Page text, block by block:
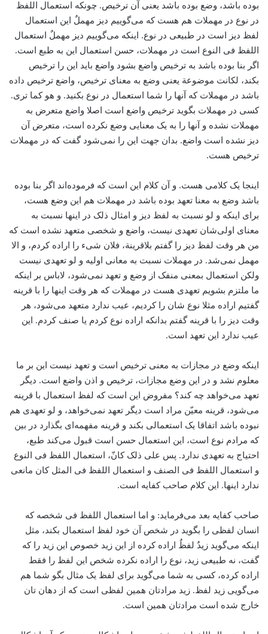
بوده باشد، ‌وضع بوده باشد یعنی آن ترخیص. چونکه استعمال اللفظ
در نوع در مهملات هم هست که می‌گوییم دیز مهملٌ این استعمال
لفظ دیز است در طبیعی در نوع. اینکه می‌گوییم دیز مهملٌ استعمال
اللفظ فی النوع است در مهملات، حسن استعمال این به طبع است.
اگر بنا بوده باشد به ترخیص واضع بشود واضع باید این را ترخیص
بکند، لکانت موضوعة یعنی وضع به معنای ترخیص، واضع ترخیص داده
باشد در مهملات که آنها را شما استعمال در نوع بکنید. و هو کما تری.
کسی در مهملات بگوید ترخیص واضع است اصلا واضع متعرض به
مهملات نشده و آنها را به یک معنایی وضع نکرده است، متعرض آن
دیز نشده است واضع. بدان جهت این را نمی‌شود گفت که در مهملات
ترخیص هست.
اینجا یک کلامی هست. و آن کلام این است که فرموده‌اند اگر بنا بوده
باشد وضع به معنا تعهد بوده باشد در مهملات هم این وضع هست،
برای اینکه و لو نسبت به لفظ دیز و امثال ذلک در اینها نسبت به
معنای اولی‌شان تعهدی نیست، واضع و شخصی متعهد نشده است که
من هر وقت لفظ دیز را گفتم بلاقرینة، فلان شیء را اراده کردم، و الا
مهمل نمی‌شد. در مهملات نسبت به معانی اولیه و لو تعهدی نیست
ولکن استعمال بمعنی منفک از وضع و تعهد نمی‌شود، لاباس بر اینکه
ما ملتزم بشویم تعهدی هست در مهملات که هر وقت اینها را با قرینه
گفتیم ‌اراده مثلا نوع‌ شان را کردیم، عیب ندارد متعهد می‌شود، هر
وقت دیز را با قرینه گفتم بد‌انکه اراده نوع کردم یا صنف کردم. این
عیب ندارد این تعهد است.
اینکه وضع در مجازات به معنی ترخیص است و تعهد نیست این بر ما
معلوم نشد و در این وضع مجازات، ترخیص و اذن واضع است. دیگر
تعهد می‌خواهد چه کند؟ مفروض این است که لفظ استعمال با قرینه
می‌شود، قرینه معیّن مراد است دیگر تعهد نمی‌خواهد، و لو تعهدی هم
نبوده باشد اتفاقا یک استعمالی بکند و قرینه مفهمه‌ای بگذارد در بین
که مرادم نوع است، این استعمال حسن است ‌قبول می‌کند طبع،
احتیاج به تعهدی ندارد. پس علی ذلک کانّ، استعمال اللفظ فی النوع
و استعمال اللفظ فی الصنف و استعمال اللفظ فی المثل کان مانعی
ندارد اینها. این کلام صاحب کفایه است.
صاحب کفایه بعد می‌فرماید: و اما استعمال اللفظ فی شخصه که
انسان لفظی را بگوید در شخص آن خود لفظ استعمال بکند، مثل
اینکه می‌گوید زیدٌ لفظٌ اراده کرده از این زید خصوص این زید را که
گفت، نه طبیعی زید، نوع را اراده نکرده شخص این لفظ را فقط
اراده کرده، کسی به شما می‌گوید برای لفظ یک مثال بگو شما هم
می‌گویی زید لفظ. زید مرادتان همین لفظی است که از دهان‌ تان
خارج شده است مرادتان همین است.